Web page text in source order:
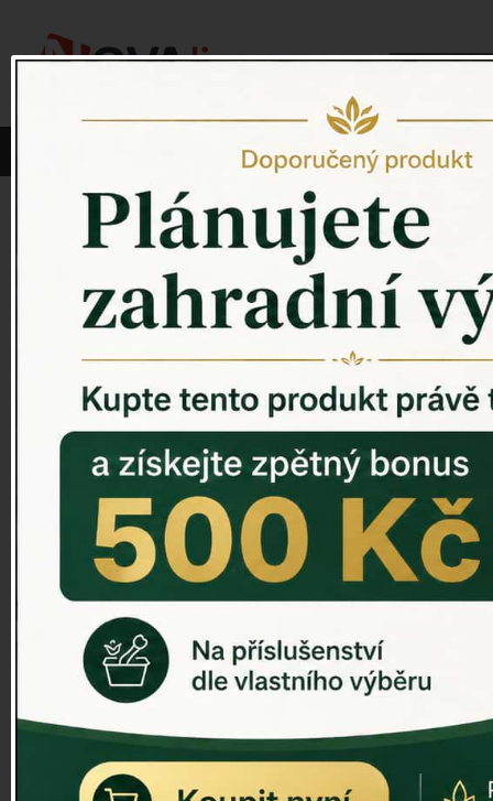
Vyberte si kategorii: NOVINKY
PÍTKO PRO PTÁKY
ZAHRADNÍ SOCHY
ZAHRADNÍ UMYVADLA
PTAČÍ BUDKY
Litinové škrabáky na boty
DEKORACE NA HROB
RETRO KONZOLE
Domovní čísla - litina
DEKORACE NA ZEĎ
ZVONKOHRA
ZVONY A ZVONKY
PTAČÍ KRMÍTKA
SLUNEČNÍ HODINY
Dózy na brambory a zeleninu
VÝPRODEJ - poslední kusy
Andělé, něžné sošky
Aroma lampy
Buddha soška
BUDKY PRO SÝKORKY
Budky pro vrabce
Venkovský